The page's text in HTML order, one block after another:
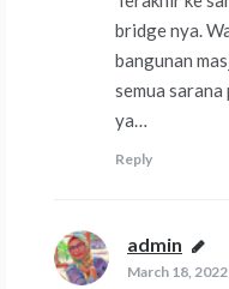
bridge nya.
bangunan
semua
ya…
Reply
admin
March 18,